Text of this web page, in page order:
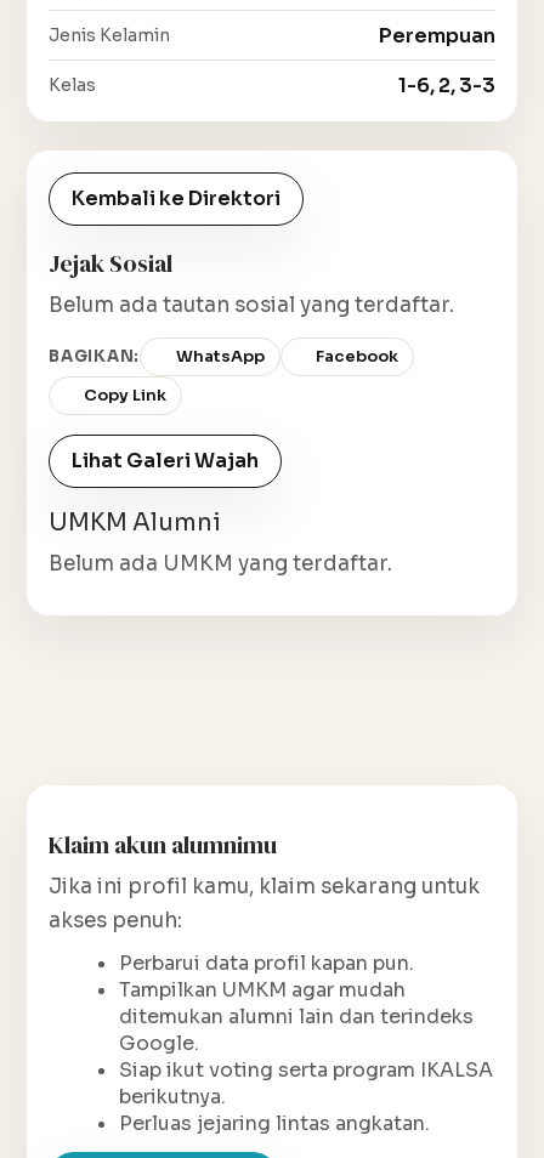
Jenis Kelamin Perempuan
Kelas 1-6, 2, 3-3
Kembali ke Direktori
Jejak Sosial
Belum ada tautan sosial yang terdaftar.
BAGIKAN: WhatsApp
Facebook
Copy Link
Lihat Galeri Wajah
UMKM Alumni
Belum ada UMKM yang terdaftar.
Klaim akun alumnimu
Jika ini profil kamu, klaim sekarang untuk
akses penuh:
Perbarui data profil kapan pun.
Tampilkan UMKM agar mudah
ditemukan alumni lain dan terindeks
Google.
Siap ikut voting serta program IKALSA
berikutnya.
Perluas jejaring lintas angkatan.